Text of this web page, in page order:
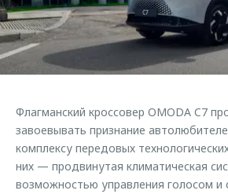
Страхование
Кредитный калькулятор
Аксессуары
Оригинальные аксессуары
Запчасти
Трейд-ин
Клиентская поддержка
O&J Автоклуб
Клуб владельцев OMODA
Аксессуары
Одежда и сувениры
Оригинальные аксессуары
Обратная связь
Флагманский кроссовер OMODA C7
завоевывать признание
комплексу передовых
них — продвинутая климатическая
возможностью управления голосом и